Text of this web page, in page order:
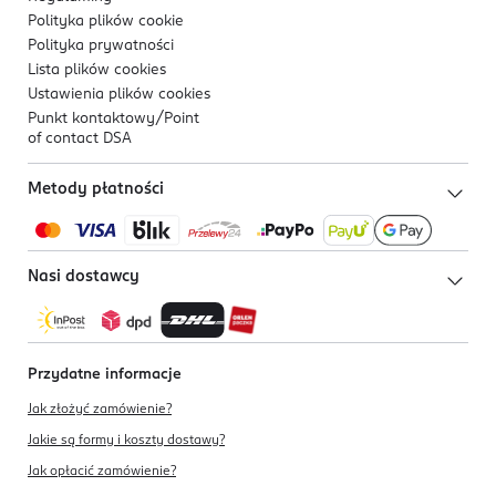
Polityka plików cookie
Polityka prywatności
Lista plików cookies
Ustawienia plików cookies
Punkt kontaktowy/ Point
of contact DSA
Metody płatności
Nasi dostawcy
Przydatne informacje
Jak złożyć zamówienie?
Jakie są formy i koszty dostawy?
Jak opłacić zamówienie?